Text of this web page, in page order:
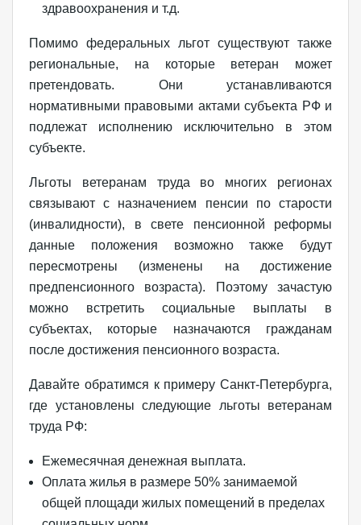
здравоохранения и т.д.
Помимо федеральных льгот существуют также
региональные, на которые ветеран может
претендовать. Они устанавливаются
нормативными правовыми актами субъекта РФ и
подлежат исполнению исключительно в этом
субъекте.
Льготы ветеранам труда во многих регионах
связывают с назначением пенсии по старости
(инвалидности), в свете пенсионной реформы
данные положения возможно также будут
пересмотрены (изменены на достижение
предпенсионного возраста). Поэтому зачастую
можно встретить социальные выплаты в
субъектах, которые назначаются гражданам
после достижения пенсионного возраста.
Давайте обратимся к примеру Санкт-Петербурга,
где установлены следующие льготы ветеранам
труда РФ:
Ежемесячная денежная выплата.
Оплата жилья в размере 50% занимаемой
общей площади жилых помещений в пределах